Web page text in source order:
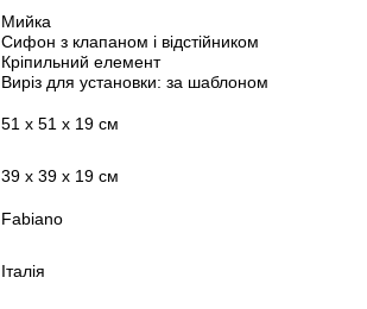
Мийка
Сифон з клапаном і відстійником
Кріпильний елемент
Виріз для установки: за шаблоном
51 х 51 х 19 см
39 х 39 х 19 см
Fabiano
Італія